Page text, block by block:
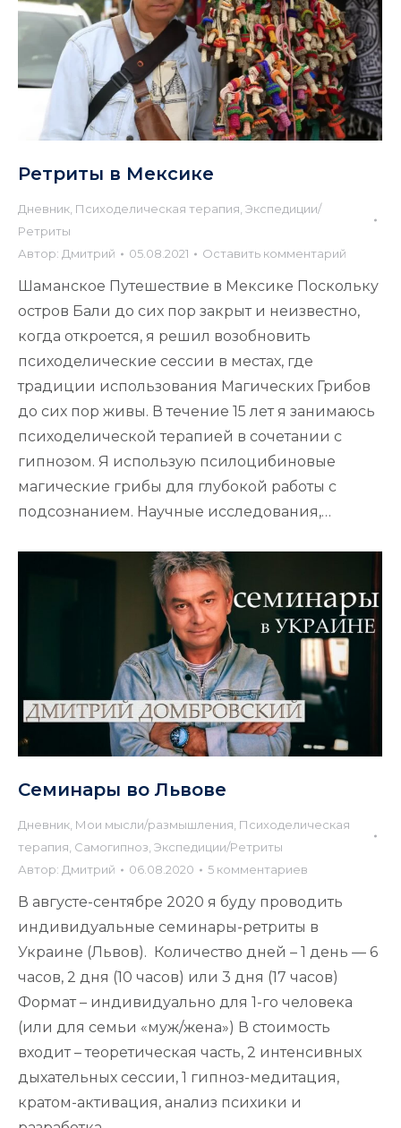
Ретриты в Мексике
Дневник, Психоделическая терапия, Экспедиции/
Ретриты
Автор: Дмитрий 05.08.2021 Оставить комментарий
Шаманское Путешествие в Мексике Поскольку
остров Бали до сих пор закрыт и неизвестно,
когда откроется, я решил возобновить
психоделические сессии в местах, где
традиции использования Магических Грибов
до сих пор живы. В течение 15 лет я занимаюсь
психоделической терапией в сочетании с
гипнозом. Я использую псилоцибиновые
магические грибы для глубокой работы с
подсознанием. Научные исследования,…
Семинары во Львове
Дневник Мои мысли/размышления Психоделическая
терапия Самогипноз Экспедиции/Ретриты
Автор: Дмитрий 06.08.2020 5 комментариев
В августе-сентябре 2020 я буду проводить
индивидуальные семинары-ретриты в
Украине (Львов). Количество дней – 1 день — 6
часов, 2 дня (10 часов) или 3 дня (17 часов)
Формат – индивидуально для 1-го человека
(или для семьи «муж/жена») В стоимость
входит – теоретическая часть, 2 интенсивных
дыхательных сессии, 1 гипноз-медитация,
кратом-активация, анализ психики и